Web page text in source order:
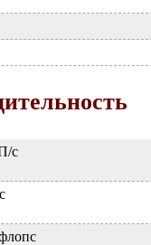
с